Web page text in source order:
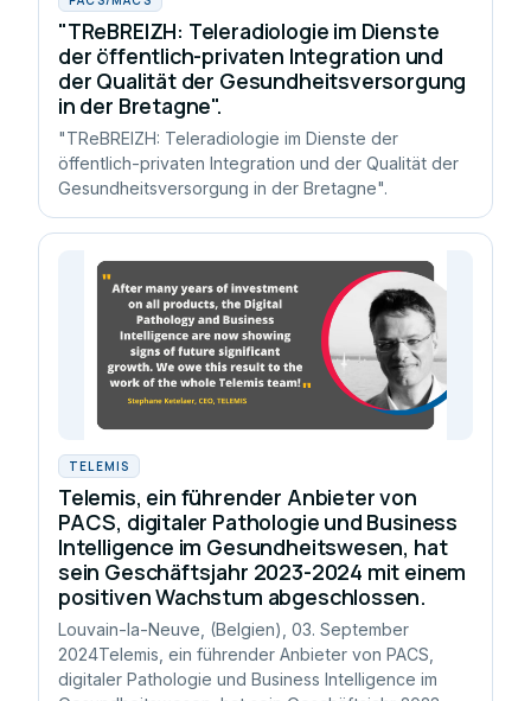
"TReBREIZH: Teleradiologie im Dienste
der öffentlich-privaten Integration und
der Qualität der Gesundheitsversorgung
in der Bretagne".
"TReBREIZH: Teleradiologie im Dienste der
öffentlich-privaten Integration und der Qualität der
Gesundheitsversorgung in der Bretagne".
TELEMIS
Telemis, ein führender Anbieter von
PACS, digitaler Pathologie und Business
Intelligence im Gesundheitswesen, hat
sein Geschäftsjahr 2023-2024 mit einem
positiven Wachstum abgeschlossen.
Louvain-la-Neuve, (Belgien), 03. September
2024Telemis, ein führender Anbieter von PACS,
digitaler Pathologie und Business Intelligence im